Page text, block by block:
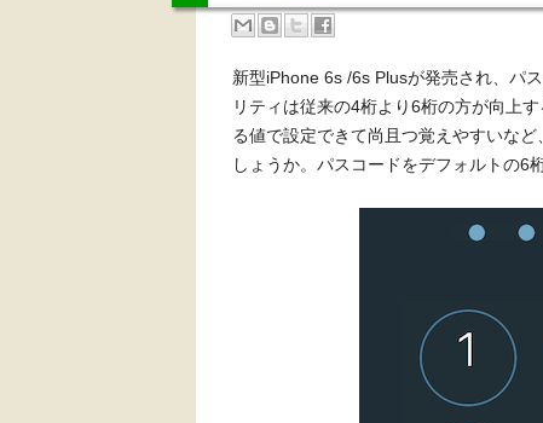
新型iPhone 6s /6s Plusが発売され、パ
リティは従来の4桁より6桁の方が向上
る値で設定できて尚且つ覚えやすいな
しょうか。パスコードをデフォルトの6